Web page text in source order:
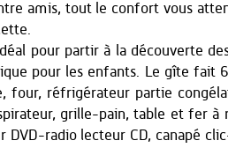
amis, tout le confort vous
pour partir à la découverte
pour les enfants. Le gîte fait
four, réfrigérateur partie
grille-pain, table et fer à
DVD-radio lecteur CD, canapé